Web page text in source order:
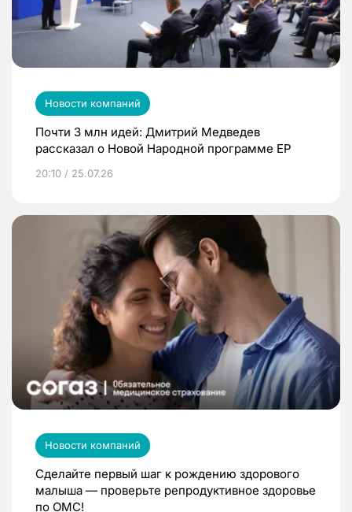
Новости компаний
Почти 3 млн идей: Дмитрий Медведев
рассказал о Новой Народной программе ЕР
20:10 / 25.07.26
Новости компаний
Сделайте первый шаг к рождению здорового
малыша — проверьте репродуктивное здоровье
по ОМС!